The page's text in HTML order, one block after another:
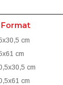
cm
cm
cm
cm